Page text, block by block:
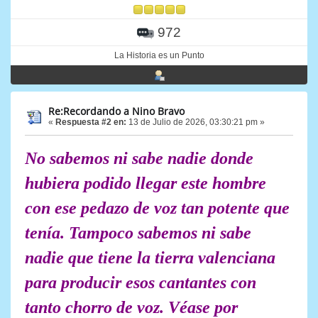
972
La Historia es un Punto
Re:Recordando a Nino Bravo
« Respuesta #2 en: 13 de Julio de 2026, 03:30:21 pm »
No sabemos ni sabe nadie donde
hubiera podido llegar este hombre
con ese pedazo de voz tan potente que
tenía. Tampoco sabemos ni sabe
nadie que tiene la tierra valenciana
para producir esos cantantes con
tanto chorro de voz. Véase por